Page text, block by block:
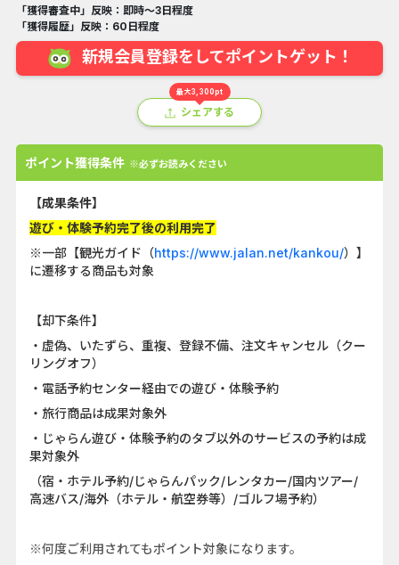
「獲得審査中」反映：即時～3日程度
「獲得履歴」反映：60日程度
新規会員登録をしてポイントゲット！
最大3,300pt
シェアする
ポイント獲得条件 ※必ずお読みください
【成果条件】
遊び・体験予約完了後の利用完了
※一部【観光ガイド（https://www.jalan.net/kankou/）】
に遷移する商品も対象
【却下条件】
・虚偽、いたずら、重複、登録不備、注文キャンセル（クー
リングオフ）
・電話予約センター経由での遊び・体験予約
・旅行商品は成果対象外
・じゃらん遊び・体験予約のタブ以外のサービスの予約は成
果対象外
（宿・ホテル予約/じゃらんパック/レンタカー/国内ツアー/
高速バス/海外（ホテル・航空券等）/ゴルフ場予約）
※何度ご利用されてもポイント対象になります。